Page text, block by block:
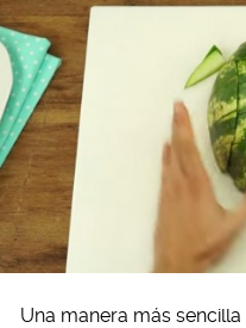
Una manera más